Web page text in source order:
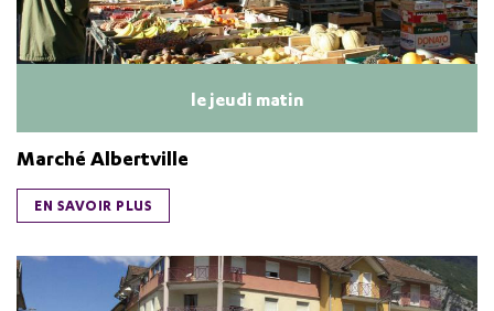
le jeudi matin
Marché Albertville
EN SAVOIR PLUS